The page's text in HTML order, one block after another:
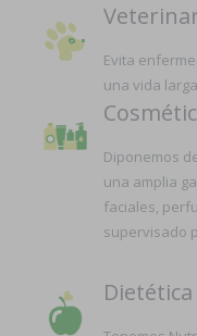
Evita
una vida
Diponemos
una amplia
faciales,
supervisado
Dietética